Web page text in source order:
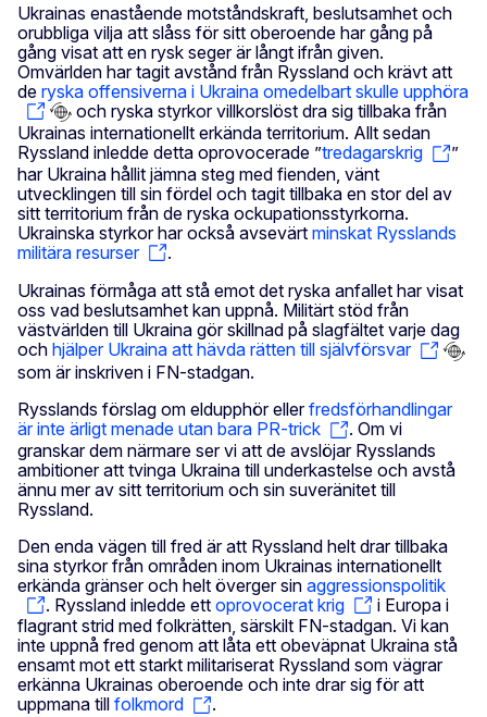
Ukrainas enastående motståndskraft, beslutsamhet och
orubbliga vilja att slåss för sitt oberoende har gång på
gång visat att en rysk seger är långt ifrån given.
Omvärlden har tagit avstånd från Ryssland och krävt att
de ryska offensiverna i Ukraina omedelbart skulle upphöra
och ryska styrkor villkorslöst dra sig tillbaka från
Ukrainas internationellt erkända territorium. Allt sedan
Ryssland inledde detta oprovocerade ”tredagarskrig
”
har Ukraina hållit jämna steg med fienden, vänt
utvecklingen till sin fördel och tagit tillbaka en stor del av
sitt territorium från de ryska ockupationsstyrkorna.
Ukrainska styrkor har också avsevärt minskat Rysslands
militära resurser
.
Ukrainas förmåga att stå emot det ryska anfallet har visat
oss vad beslutsamhet kan uppnå. Militärt stöd från
västvärlden till Ukraina gör skillnad på slagfältet varje dag
och hjälper Ukraina att hävda rätten till självförsvar
som är inskriven i FN-stadgan.
Rysslands förslag om eldupphör ellerfredsförhandlingar
är inte ärligt menade utan bara PR-trick
. Om vi
granskar dem närmare ser vi att de avslöjar Rysslands
ambitioner att tvinga Ukraina till underkastelse och avstå
ännu mer av sitt territorium och sin suveränitet till
Ryssland.
Den enda vägen till fred är att Ryssland helt drar tillbaka
sina styrkor från områden inom Ukrainas internationellt
erkända gränser och helt överger sin aggressionspolitik
. Ryssland inledde ett oprovocerat krig
i Europa i
flagrant strid med folkrätten, särskilt FN-stadgan. Vi kan
inte uppnå fred genom att låta ett obeväpnat Ukraina stå
ensamt mot ett starkt militariserat Ryssland som vägrar
erkänna Ukrainas oberoende och inte drar sig för att
uppmana till folkmord
.